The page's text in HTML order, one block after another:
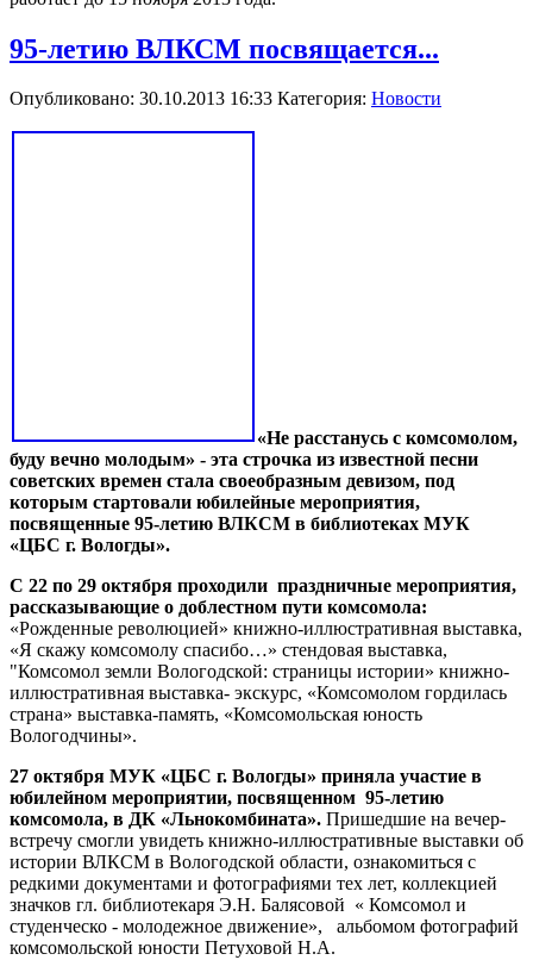
95-летию ВЛКСМ посвящается...
Опубликовано: 30.10.2013 16:33 Категория: Новости
«Не расстанусь с комсомолом,
буду вечно молодым» - эта строчка из известной песни
советских времен стала своеобразным девизом, под
которым стартовали юбилейные мероприятия,
посвященные 95-летию ВЛКСМ в библиотеках МУК
«ЦБС г. Вологды».
С 22 по 29 октября проходили праздничные мероприятия,
рассказывающие о доблестном пути комсомола:
«Рожденные революцией» книжно-иллюстративная выставка,
«Я скажу комсомолу спасибо…» стендовая выставка,
"Комсомол земли Вологодской: страницы истории» книжно-
иллюстративная выставка- экскурс, «Комсомолом гордилась
страна» выставка-память, «Комсомольская юность
Вологодчины».
27 октября МУК «ЦБС г. Вологды» приняла участие в
юбилейном мероприятии, посвященном 95-летию
комсомола, в ДК «Льнокомбината». Пришедшие на вечер-
встречу смогли увидеть книжно-иллюстративные выставки об
истории ВЛКСМ в Вологодской области, ознакомиться с
редкими документами и фотографиями тех лет, коллекцией
значков гл. библиотекаря Э.Н. Балясовой « Комсомол и
студенческо - молодежное движение»,
альбомом фотографий
комсомольской юности Петуховой Н.А.